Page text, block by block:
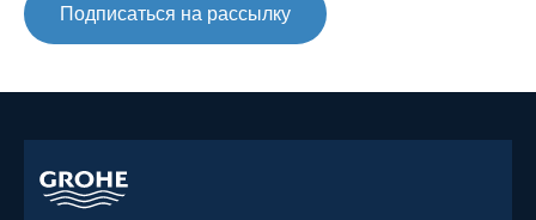
Подписаться на рассылку